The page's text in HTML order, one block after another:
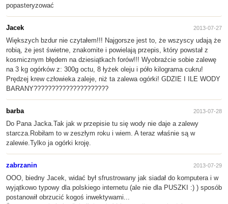
popasteryzować
Jacek 2013-07-27
Większych bzdur nie czytałem!!! Najgorsze jest to, że wszyscy udają że
robią, że jest świetne, znakomite i powielają przepis, który powstał z
kosmicznym błędem na dziesiątkach forów!!! Wyobraźcie sobie zalewę
na 3 kg ogórków z: 300g octu, 8 łyżek oleju i póło kilograma cukru!
Prędzej krew człowieka zaleje, niż ta zalewa ogórki! GDZIE I ILE WODY
BARANY?????????????????????
barba 2013-07-28
Do Pana Jacka.Tak jak w przepisie tu się wody nie daje a zalewy
starcza.Robiłam to w zeszłym roku i wiem. A teraz właśnie są w
zalewie.Tylko ja ogórki kroję.
zabrzanin 2013-07-29
OOO, biedny Jacek, widać był sfrustrowany jak siadał do komputera i w
wyjątkowo typowy dla polskiego internetu (ale nie dla PUSZKI :) ) sposób
postanowił obrzucić kogoś inwektywami...